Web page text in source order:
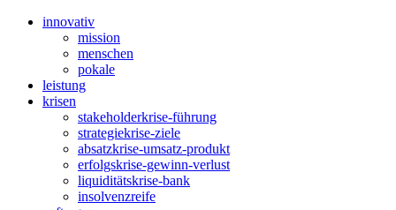
innovativ
mission
menschen
pokale
leistung
krisen
stakeholderkrise-führung
strategiekrise-ziele
absatzkrise-umsatz-produkt
erfolgskrise-gewinn-verlust
liquiditätskrise-bank
insolvenzreife